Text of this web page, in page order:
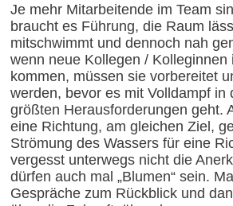
Je mehr Mitarbeitende im Team
braucht es Führung, die Raum
mitschwimmt und dennoch nah
wenn neue Kollegen / Kolleginnen
kommen, müssen sie vorbereitet
werden, bevor es mit Volldampf in
größten Herausforderungen geht.
eine Richtung, am gleichen Ziel,
Strömung des Wassers für eine
vergesst unterwegs nicht die
dürfen auch mal „Blumen“ sein.
Gespräche zum Rückblick und